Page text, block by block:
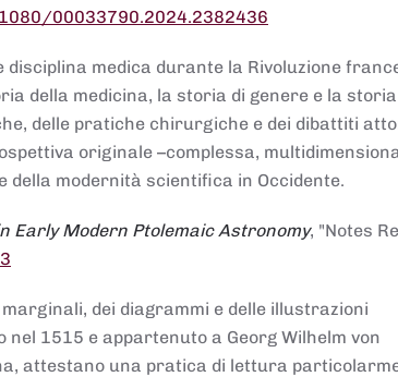
00033790.2024.2382436
medica durante la Rivoluzione
della medicina, la storia di genere e la
delle pratiche chirurgiche e dei dibattiti
originale –complessa,
della modernità scientifica in Occidente.
Early Modern Ptolemaic Astronomy, "Notes
dei diagrammi e delle illustrazioni
1515 e appartenuto a Georg Wilhelm von
attestano una pratica di lettura